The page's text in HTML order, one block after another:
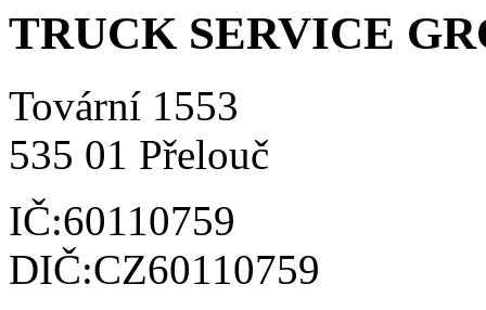
TRUCK SERVICE
Tovární 1553
535 01 Přelouč
IČ:60110759
DIČ:CZ60110759